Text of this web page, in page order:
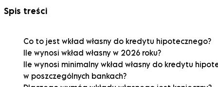
Spis treści
Co to jest wkład własny do kredytu hipotecznego?
Ile wynosi wkład własny w 2026 roku?
Ile wynosi minimalny wkład własny do kredytu
w poszczególnych bankach?